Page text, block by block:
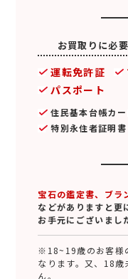
お買取りに必
運転免許証
パスポート
住民基本台帳カー
特別永住者証明書
宝石の鑑定書、ブラ
などがありますと更
お手元にございまし
※18~19歳のお客様
なります。又、18
ん。